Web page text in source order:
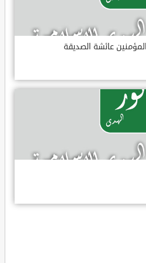
عائشة الصديقة